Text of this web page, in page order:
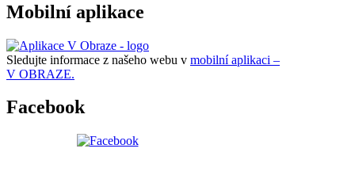
Mobilní aplikace
Sledujte informace z našeho webu v mobilní aplikaci –
V OBRAZE.
Facebook